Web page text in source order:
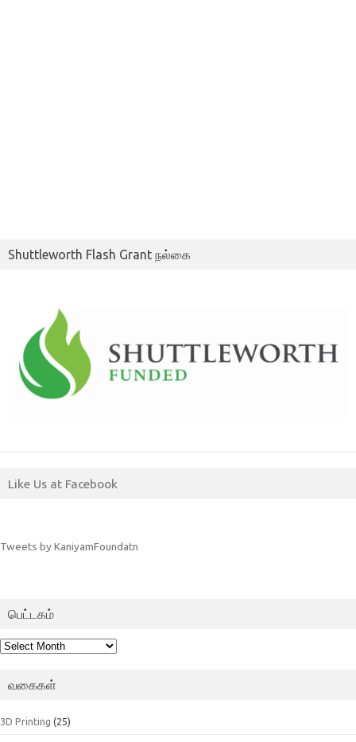
Shuttleworth Flash Grant நல்கை
Like Us at Facebook
Tweets by KaniyamFoundatn
பெட்டகம்
பெட்டகம்
வகைகள்
3D Printing (25)